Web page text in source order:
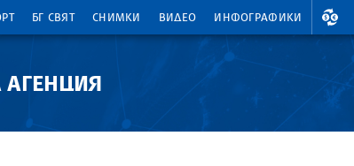
БГ СВЯТ СНИМКИ ВИДЕО ИНФОГРАФИКИ
АГЕНЦИЯ